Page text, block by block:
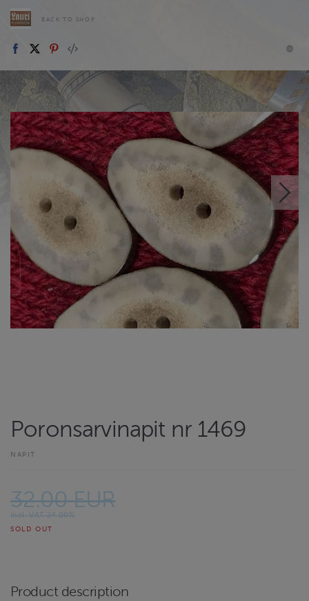
BACK TO SHOP
Poronsarvinapit nr 1469
NAPIT
32.00 EUR
Incl. VAT 24.00%
SOLD OUT
Product description